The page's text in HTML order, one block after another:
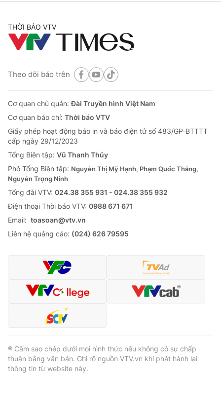
THỜI BÁO VTV
Theo dõi báo trên
Cơ quan chủ quản:Đài Truyền hình Việt Nam
Cơ quan báo chí: Thời báo VTV
Giấy phép hoạt động báo in và báo điện tử số 483/GP-BTTTT
cấp ngày 29/12/2023
Tổng Biên tập: Vũ Thanh Thủy
Phó Tổng Biên tập: Nguyễn Thị Mỹ Hạnh, Phạm Quốc Thắng,
Nguyễn Trọng Ninh
Tổng đài VTV: 024.38 355 931 - 024.38 355 932
Ðiện thoại Thời báo VTV: 0988 671 671
Email: toasoan@vtv.vn
Liên hệ quảng cáo: (024) 626 79595
® Cấm sao chép dưới mọi hình thức nếu không có sự chấp
thuận bằng văn bản. Ghi rõ nguồn VTV.vn khi phát hành lại
thông tin từ website này.